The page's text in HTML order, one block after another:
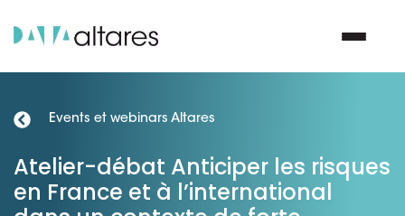
Vos enjeux
Events et webinars Altares
Atelier-débat Anticiper les risques
en France et à l’international